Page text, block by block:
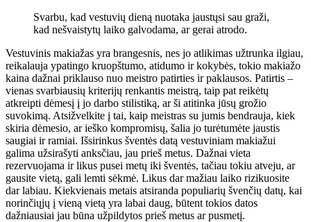
Svarbu, kad vestuvių dieną nuotaka jaustųsi sau graži,
kad nešvaistytų laiko galvodama, ar gerai atrodo.
Vestuvinis makiažas yra brangesnis, nes jo atlikimas užtrunka ilgiau,
reikalauja ypatingo kruopštumo, atidumo ir kokybės, tokio makiažo
kaina dažnai priklauso nuo meistro patirties ir paklausos. Patirtis –
vienas svarbiausių kriterijų renkantis meistrą, taip pat reikėtų
atkreipti dėmesį į jo darbo stilistiką, ar ši atitinka jūsų grožio
suvokimą. Atsižvelkite į tai, kaip meistras su jumis bendrauja, kiek
skiria dėmesio, ar ieško kompromisų, šalia jo turėtumėte jaustis
saugiai ir ramiai. Išsirinkus šventės datą vestuviniam makiažui
galima užsirašyti anksčiau, jau prieš metus. Dažnai vieta
rezervuojama ir likus pusei metų iki šventės, tačiau tokiu atveju, ar
gausite vietą, gali lemti sėkmė. Likus dar mažiau laiko rizikuosite
dar labiau. Kiekvienais metais atsiranda populiarių švenčių datų, kai
norinčiųjų į vieną vietą yra labai daug, būtent tokios datos
dažniausiai jau būna užpildytos prieš metus ar pusmetį.